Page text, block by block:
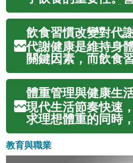
完善支援系統的居
無障...
點不僅能提供身體
更是維持健康的基
不同食材的營養價
的烹飪技巧，以及
代的飲食智慧，我
造既美味又健康的
文將深入探...
飲食習慣改變對代
代謝健康是維持身
關鍵因素，而飲食
代謝系統產生深遠
活節奏快速，許多
已偏離傳統健康標
症候群、糖尿病等
加。透過調整飲食
效改善胰島素敏感
和脂質代謝。...
體重管理與健康生
現代生活節奏快速
求理想體重的同時
整體健康的重要性
管理不僅僅是數字
是建立可持續的健
教育與職業